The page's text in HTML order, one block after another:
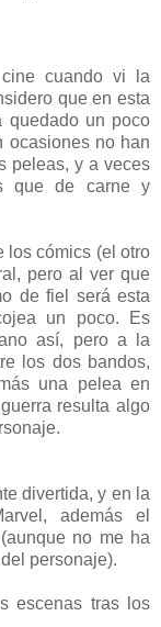
cuando vi la
que en esta
quedado un poco
ocasiones no han
peleas, y a veces
que de carne y
los cómics (el otro
pero al ver que
de fiel será esta
un poco. Es
así, pero a la
los dos bandos,
una pelea en
resulta algo
divertida, y en la
además el
no me ha
personaje).
escenas tras los